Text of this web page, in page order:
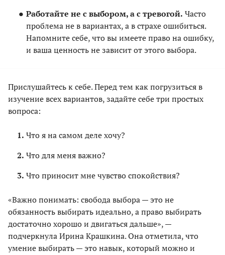
Работайте не с выбором, а с тревогой. Часто
проблема не в вариантах, а в страхе ошибиться.
Напомните себе, что вы имеете право на ошибку,
и ваша ценность не зависит от этого выбора.
Прислушайтесь к себе. Перед тем как погрузиться в
изучение всех вариантов, задайте себе три простых
вопроса:
Что я на самом деле хочу?
Что для меня важно?
Что приносит мне чувство спокойствия?
«Важно понимать: свобода выбора — это не
обязанность выбирать идеально, а право выбирать
достаточно хорошо и двигаться дальше», —
подчеркнула Ирина Крашкина. Она отметила, что
умение выбирать — это навык, который можно и